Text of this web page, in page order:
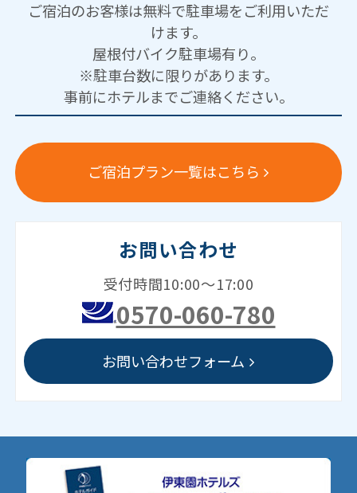
ご宿泊のお客様は無料で駐車場をご利用いただ
けます。
屋根付バイク駐車場有り。
※駐車台数に限りがあります。
事前にホテルまでご連絡ください。
ご宿泊プラン一覧はこちら
お問い合わせ
受付時間10:00～17:00
0570-060-780
お問い合わせフォーム